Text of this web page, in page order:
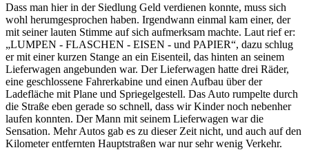
Dass man hier in der Siedlung Geld verdienen konnte, muss sich
wohl herumgesprochen haben. Irgendwann einmal kam einer, der
mit seiner lauten Stimme auf sich aufmerksam machte. Laut rief er:
LUMPEN - FLASCHEN - EISEN - und PAPIER , dazu schlug
er mit einer kurzen Stange an ein Eisenteil, das hinten an seinem
Lieferwagen angebunden war. Der Lieferwagen hatte drei Räder,
eine geschlossene Fahrerkabine und einen Aufbau über der
Ladefläche mit Plane und Spriegelgestell. Das Auto rumpelte durch
die Straße eben gerade so schnell, dass wir Kinder noch nebenher
laufen konnten. Der Mann mit seinem Lieferwagen war die
Sensation. Mehr Autos gab es zu dieser Zeit nicht, und auch auf den
Kilometer entfernten Hauptstraßen war nur sehr wenig Verkehr.